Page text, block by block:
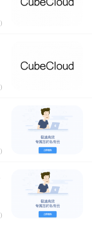
)
)
)
)